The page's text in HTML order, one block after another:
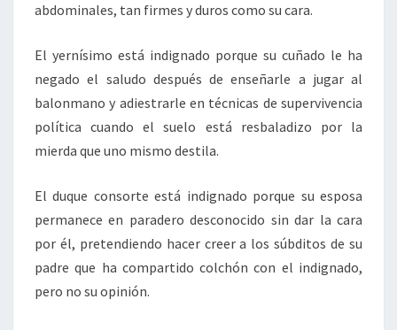
abdominales, tan firmes y duros como su cara.
El yernísimo está indignado porque su cuñado le ha
negado el saludo después de enseñarle a jugar al
balonmano y adiestrarle en técnicas de supervivencia
política cuando el suelo está resbaladizo por la
mierda que uno mismo destila.
El duque consorte está indignado porque su esposa
permanece en paradero desconocido sin dar la cara
por él, pretendiendo hacer creer a los súbditos de su
padre que ha compartido colchón con el indignado,
pero no su opinión.